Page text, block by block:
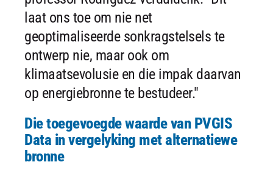
laat ons toe om nie net
geoptimaliseerde sonkragstelsels te
ontwerp nie, maar ook om
klimaatsevolusie en die impak daarvan
op energiebronne te bestudeer."
Die toegevoegde waarde van PVGIS
Data in vergelyking met alternatiewe
bronne